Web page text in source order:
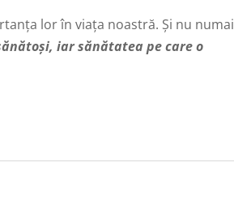
lor în viața noastră. Și nu numai
iar sănătatea pe care o